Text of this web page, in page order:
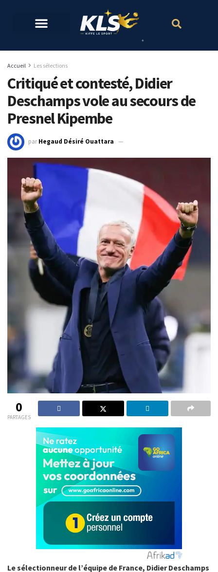
Accueil Les sélections
Critiqué et contesté, Didier
Deschamps vole au secours de
Presnel Kipembe
par Hegaud Désiré Ouattara
0
PARTAGES
Le sélectionneur de l’équipe de France, Didier Deschamps